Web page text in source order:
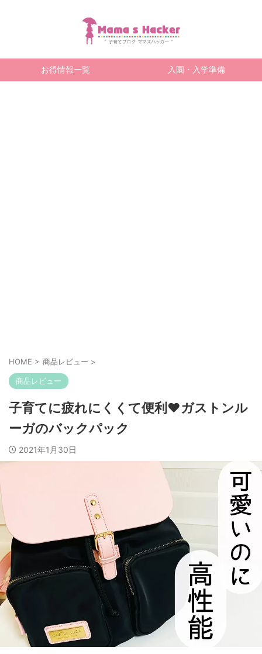
お得情報一覧 入園・入学準備
HOME > 商品レビュー >
商品レビュー
子育てに疲れにくくて便利♥ガストンル
ーガのバックパック
2021年1月30日